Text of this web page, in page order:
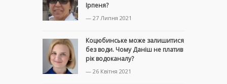
Ірпеня?
— 27 Липня 2021
Коцюбинське може залишитися
без води. Чому Даніш не платив
рік водоканалу?
— 26 Квітня 2021